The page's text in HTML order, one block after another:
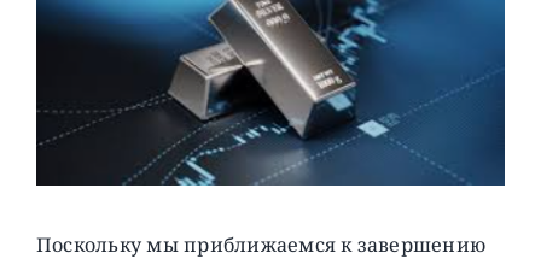
Поскольку мы приближаемся к завершению